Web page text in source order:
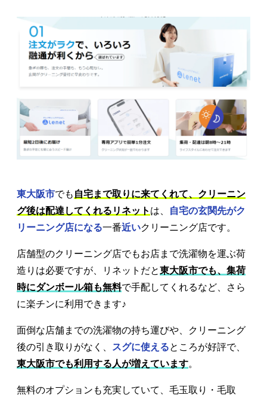
東大阪市でも 自宅まで取りに来てくれて、クリーニン
グ後は配達してくれるリネット は、
自宅の玄関先がク
リーニング店になる一番近いクリーニング店です。
店舗型のクリーニング店でもお店まで洗濯物を運ぶ荷
造りは必要ですが、リネットだと東大阪市でも、集荷
時にダンボール箱も無料で手配してくれるなど、さら
に楽チンに利用できます♪
面倒な店舗までの洗濯物の持ち運びや、クリーニング
後の引き取りがなく、
スグに使えるところが好評で、
東大阪市でも利用する人が増えています。
無料のオプションも充実していて、毛玉取り・毛取